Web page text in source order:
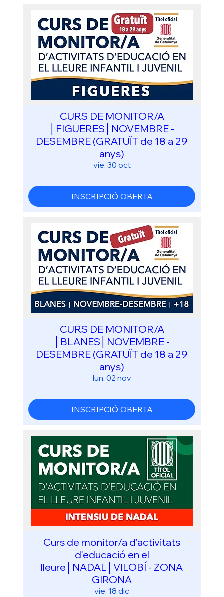
CURS DE MONITOR/A
│FIGUERES│NOVEMBRE -
DESEMBRE (GRATUÏT de 18 a 29
anys)
vie, 30 oct
INSCRIPCIÓ OBERTA
CURS DE MONITOR/A
│BLANES│NOVEMBRE -
DESEMBRE (GRATUÏT de 18 a 29
anys)
lun, 02 nov
INSCRIPCIÓ OBERTA
Curs de monitor/a d'activitats
d'educació en el
lleure│NADAL│VILOBÍ - ZONA
GIRONA
vie, 18 dic